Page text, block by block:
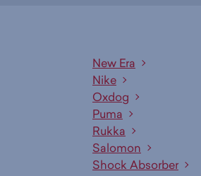
New Era
Nike
Oxdog
Puma
Rukka
Salomon
Shock Absorber